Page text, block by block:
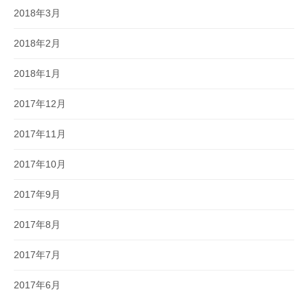
2018年3月
2018年2月
2018年1月
2017年12月
2017年11月
2017年10月
2017年9月
2017年8月
2017年7月
2017年6月